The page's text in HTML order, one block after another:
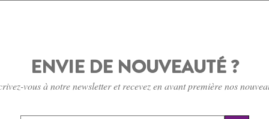
ENVIE DE NOUVEAUTÉ ?
vous à notre newsletter et recevez en avant première nos